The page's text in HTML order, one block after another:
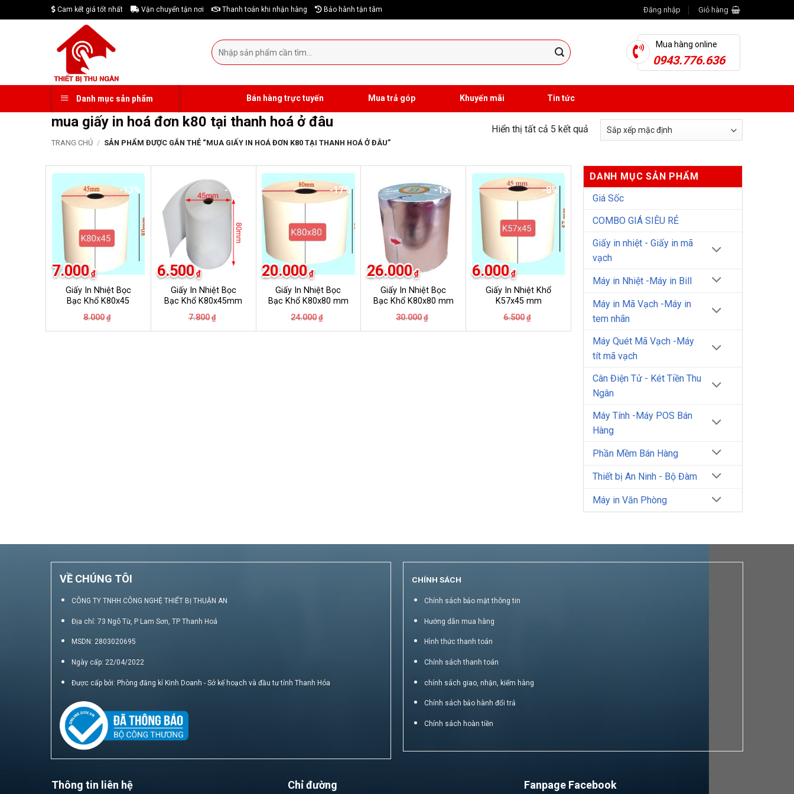
to
Cam kết giá tốt nhất Vận chuyển tận nơi Thanh toán khi nhận hàng Bảo hành tận tâm Đăng nhập Giỏ hàng
Tìm
kiếm:
Mua hàng online
0943.776.636
Danh mục sản phẩm Bán hàng trực tuyến Mua trả góp Khuyến mãi Tin tức
mua giấy in hoá đơn k80 tại thanh hoá ở đâu
TRANG CHỦ / SẢN PHẨM ĐƯỢC GẮN THẺ “MUA GIẤY IN HOÁ ĐƠN K80 TẠI THANH HOÁ Ở ĐÂU”
Hiển thị tất cả 5 kết quả
-13%
Giấy In Nhiệt Bọc
Bạc Khổ K80x45
8.000 ₫
là:
7.000 ₫
tại
-17%
Giấy In Nhiệt Bọc
Bạc Khổ K80x45mm
7.800 ₫
là:
6.500 ₫
tại
-17%
Giấy In Nhiệt Bọc
Bạc Khổ K80x80 mm
24.000 ₫
là:
20.000 ₫
tại
-13%
Giấy In Nhiệt Bọc
Bạc Khổ K80x80 mm
30.000 ₫
là:
26.000 ₫
tại
-8%
Giấy In Nhiệt Khổ
K57x45 mm
6.500 ₫
là:
6.000 ₫
tại
DANH MỤC SẢN PHẨM
Giá Sốc
COMBO GIÁ SIÊU RẺ
Giấy in nhiệt - Giấy in mã
vạch
Máy in Nhiệt -Máy in Bill
Máy in Mã Vạch -Máy in
tem nhãn
Máy Quét Mã Vạch -Máy
tít mã vạch
Cân Điện Tử - Két Tiền Thu
Ngân
Máy Tính -Máy POS Bán
Hàng
Phần Mềm Bán Hàng
Thiết bị An Ninh - Bộ Đàm
Máy in Văn Phòng
VỀ CHÚNG TÔI
CÔNG TY TNHH CÔNG NGHỆ THIẾT BỊ THUẬN AN
Địa chỉ: 73 Ngô Từ, P Lam Sơn, TP Thanh Hoá
MSDN: 2803020695
Ngày cấp: 22/04/2022
Được cấp bởi: Phòng đăng kí Kinh Doanh - Sở kế hoạch và đầu tư tỉnh Thanh Hóa
CHÍNH SÁCH
Chính sách bảo mật thông tin
Hướng dẫn mua hàng
Hình thức thanh toán
Chính sách thanh toán
chính sách giao, nhận, kiểm hàng
Chính sách bảo hành đổi trả
Chính sách hoàn tiền
Thông tin liên hệ Chỉ đường Fanpage Facebook